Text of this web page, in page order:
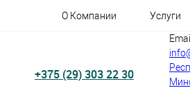
О Компании Услуги
+375 (29) 303 22 30